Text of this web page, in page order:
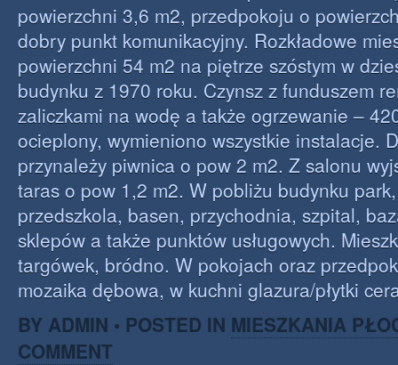
powierzchni 3,6 m2, przedpokoju o
dobry punkt komunikacyjny. Rozkładowe
powierzchni 54 m2 na piętrze szóstym w
budynku z 1970 roku. Czynsz z funduszem
zaliczkami na wodę a także ogrzewanie –
ocieplony, wymieniono wszystkie instalacje.
przynależy piwnica o pow 2 m2. Z salonu
taras o pow 1,2 m2. W pobliżu budynku park,
przedszkola, basen, przychodnia, szpital,
sklepów a także punktów usługowych.
targówek, bródno. W pokojach oraz
mozaika dębowa, w kuchni glazura/płytki
BY ADMIN • POSTED IN MIESZKANIA
COMMENT